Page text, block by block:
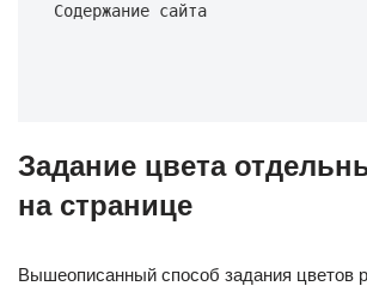
Содержание сайта
Задание цвета
на странице
Вышеописанный способ задания цветов